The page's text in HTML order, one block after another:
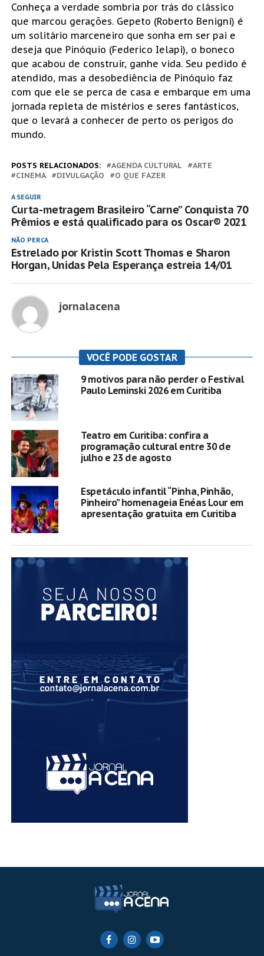
Conheça a verdade sombria por trás do clássico
que marcou gerações. Gepeto (Roberto Benigni) é
um solitário marceneiro que sonha em ser pai e
deseja que Pinóquio (Federico Ielapi), o boneco
que acabou de construir, ganhe vida. Seu pedido é
atendido, mas a desobediência de Pinóquio faz
com que ele se perca de casa e embarque em uma
jornada repleta de mistérios e seres fantásticos,
que o levará a conhecer de perto os perigos do
mundo.
POSTS RELACIONADOS: AGENDA CULTURAL
ARTE
CINEMA
DIVULGAÇÃO O QUE FAZER
A SEGUIR
Curta-metragem Brasileiro “Carne” Conquista 70
Prêmios e está qualificado para os Oscar® 2021
NÃO PERCA
Estrelado por Kristin Scott Thomas e Sharon
Horgan, Unidas Pela Esperança estreia 14/01
jornalacena
VOCÊ PODE GOSTAR
9 motivos para não perder o Festival
Paulo Leminski 2026 em Curitiba
Teatro em Curitiba: confira a
programação cultural entre 30 de
julho e 23 de agosto
Espetáculo infantil “Pinha, Pinhão,
Pinheiro” homenageia Enéas Lour em
apresentação gratuita em Curitiba